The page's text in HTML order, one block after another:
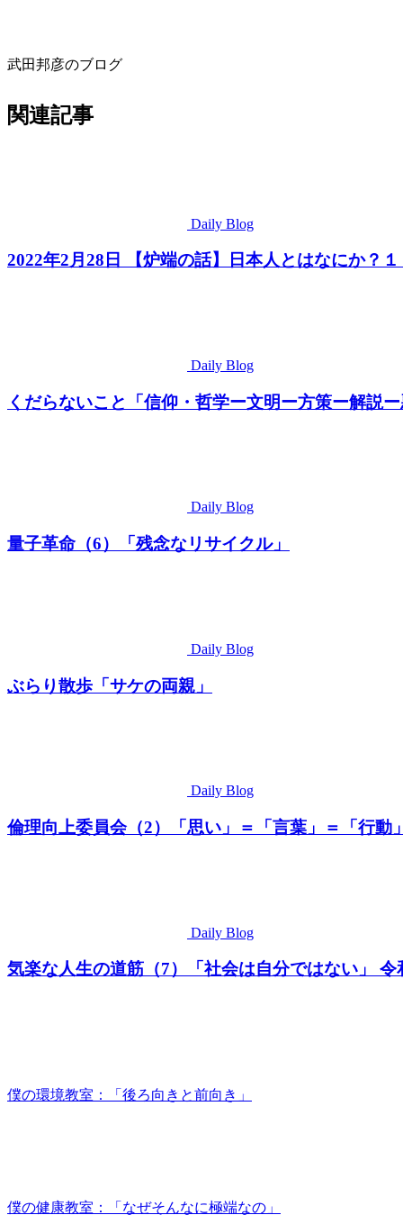
武田邦彦のブログ
関連記事
Daily Blog
2022年2月28日 【炉端の話】日本人とはなにか？
Daily Blog
くだらないこと「信仰・哲学ー文明ー方策ー解説ー
Daily Blog
量子革命（6）「残念なリサイクル」
Daily Blog
ぶらり散歩「サケの両親」
Daily Blog
倫理向上委員会（2）「思い」＝「言葉」＝「行動
Daily Blog
気楽な人生の道筋（7）「社会は自分ではない」 令
僕の環境教室：「後ろ向きと前向き」
僕の健康教室：「なぜそんなに極端なの」